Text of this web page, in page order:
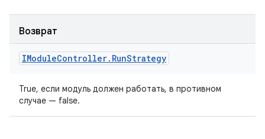
Возврат
IModuleController. RunStrategy
True, если модуль должен работать, в противном
случае — false.